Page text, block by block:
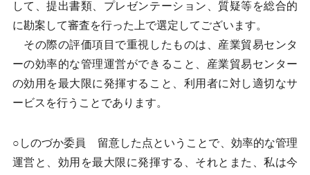
して、提出書類、プレゼンテーション、質疑等を総合的
に勘案して審査を行った上で選定してございます。
その際の評価項目で重視したものは、産業貿易センタ
ーの効率的な管理運営ができること、産業貿易センター
の効用を最大限に発揮すること、利用者に対し適切なサ
ービスを行うことであります。
○しのづか委員 留意した点ということで、効率的な管理
運営と、効用を最大限に発揮する、それとまた、私は今